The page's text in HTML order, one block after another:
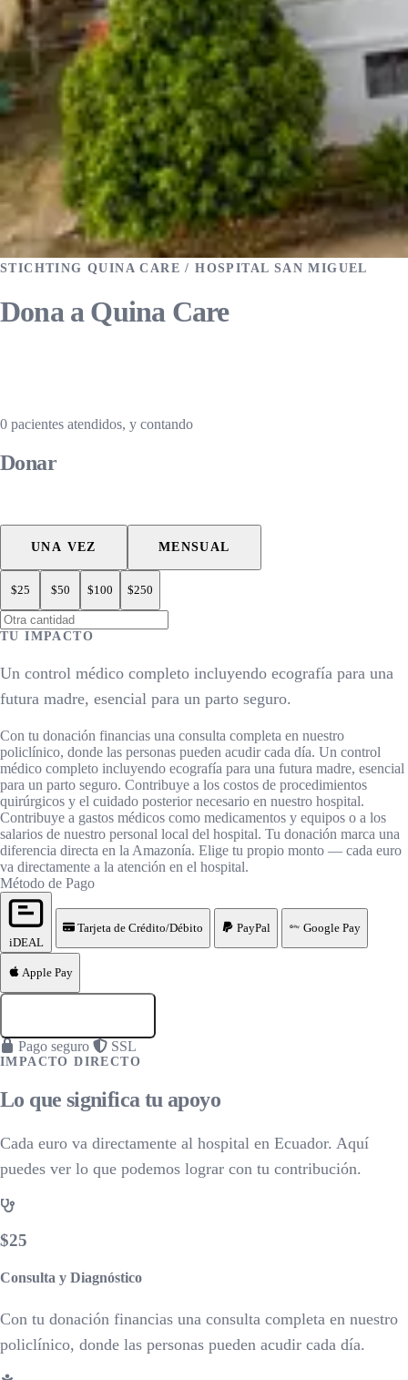
STICHTING QUINA CARE / HOSPITAL SAN MIGUEL
Dona a Quina Care
0 pacientes atendidos, y contando
Donar
UNA VEZ MENSUAL
$25 $50 $100 $250
TU IMPACTO
Un control médico completo incluyendo ecografía para una
futura madre, esencial para un parto seguro.
Con tu donación financias una consulta completa en nuestro
policlínico, donde las personas pueden acudir cada día. Un control
médico completo incluyendo ecografía para una futura madre, esencial
para un parto seguro. Contribuye a los costos de procedimientos
quirúrgicos y el cuidado posterior necesario en nuestro hospital.
Contribuye a gastos médicos como medicamentos y equipos o a los
salarios de nuestro personal local del hospital. Tu donación marca una
diferencia directa en la Amazonía. Elige tu propio monto — cada euro
va directamente a la atención en el hospital.
Método de Pago
iDEAL
Tarjeta de Crédito/Débito PayPal Google Pay
Apple Pay
Pago seguro SSL
IMPACTO DIRECTO
Lo que significa tu apoyo
Cada euro va directamente al hospital en Ecuador. Aquí
puedes ver lo que podemos lograr con tu contribución.
$25
Consulta y Diagnóstico
Con tu donación financias una consulta completa en nuestro
policlínico, donde las personas pueden acudir cada día.